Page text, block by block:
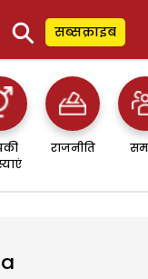
⚲ सब्सक्राइब
राजनीति